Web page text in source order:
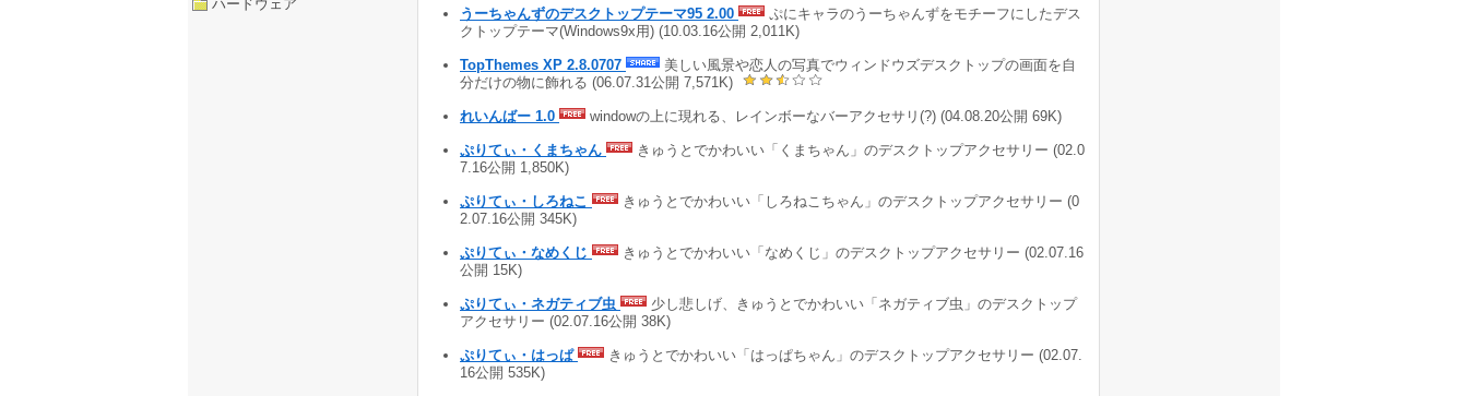
ハードウェア
うーちゃんずのデスクトップテーマ95 2.00
ぷにキャラのうーちゃんずをモチーフにしたデス
クトップテーマ(Windows9x用) (10.03.16公開 2,011K)
TopThemes XP 2.8.0707
美しい風景や恋人の写真でウィンドウズデスクトップの画面を自
分だけの物に飾れる (06.07.31公開 7,571K)
れいんばー 1.0 windowの上に現れる、レインボーなバーアクセサリ(?) (04.08.20公開 69K)
ぷりてぃ・くまちゃん
きゅうとでかわいい「くまちゃん」のデスクトップアクセサリー (02.0
7.16公開 1,850K)
ぷりてぃ・しろねこ
きゅうとでかわいい「しろねこちゃん」のデスクトップアクセサリー (0
2.07.16公開 345K)
ぷりてぃ・なめくじ
きゅうとでかわいい「なめくじ」のデスクトップアクセサリー (02.07.16
公開 15K)
ぷりてぃ・ネガティブ虫
少し悲しげ、きゅうとでかわいい「ネガティブ虫」のデスクトップ
アクセサリー (02.07.16公開 38K)
ぷりてぃ・はっぱ
きゅうとでかわいい「はっぱちゃん」のデスクトップアクセサリー (02.07.
16公開 535K)